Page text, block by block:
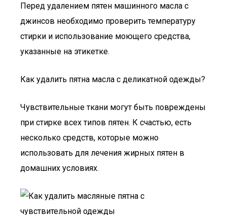
Перед удалением пятен машинного масла с
джинсов необходимо проверить температуру
стирки и использование моющего средства,
указанные на этикетке.
Как удалить пятна масла с деликатной одежды?
Чувствительные ткани могут быть повреждены
при стирке всех типов пятен. К счастью, есть
несколько средств, которые можно
использовать для лечения жирных пятен в
домашних условиях.